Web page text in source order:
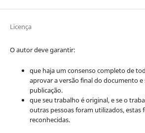
Licença
O autor deve garantir:
que haja um consenso completo de
aprovar a versão final do documento e
publicação.
que seu trabalho é original, e se o
outras pessoas foram utilizados, estas
reconhecidas.